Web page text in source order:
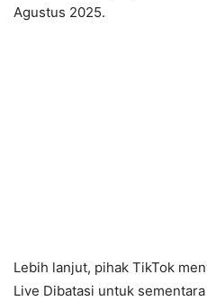
Agustus 2025.
Lebih lanjut, pihak TikTok
Live Dibatasi untuk